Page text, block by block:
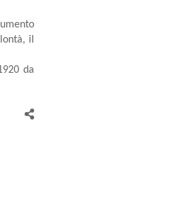
il
da